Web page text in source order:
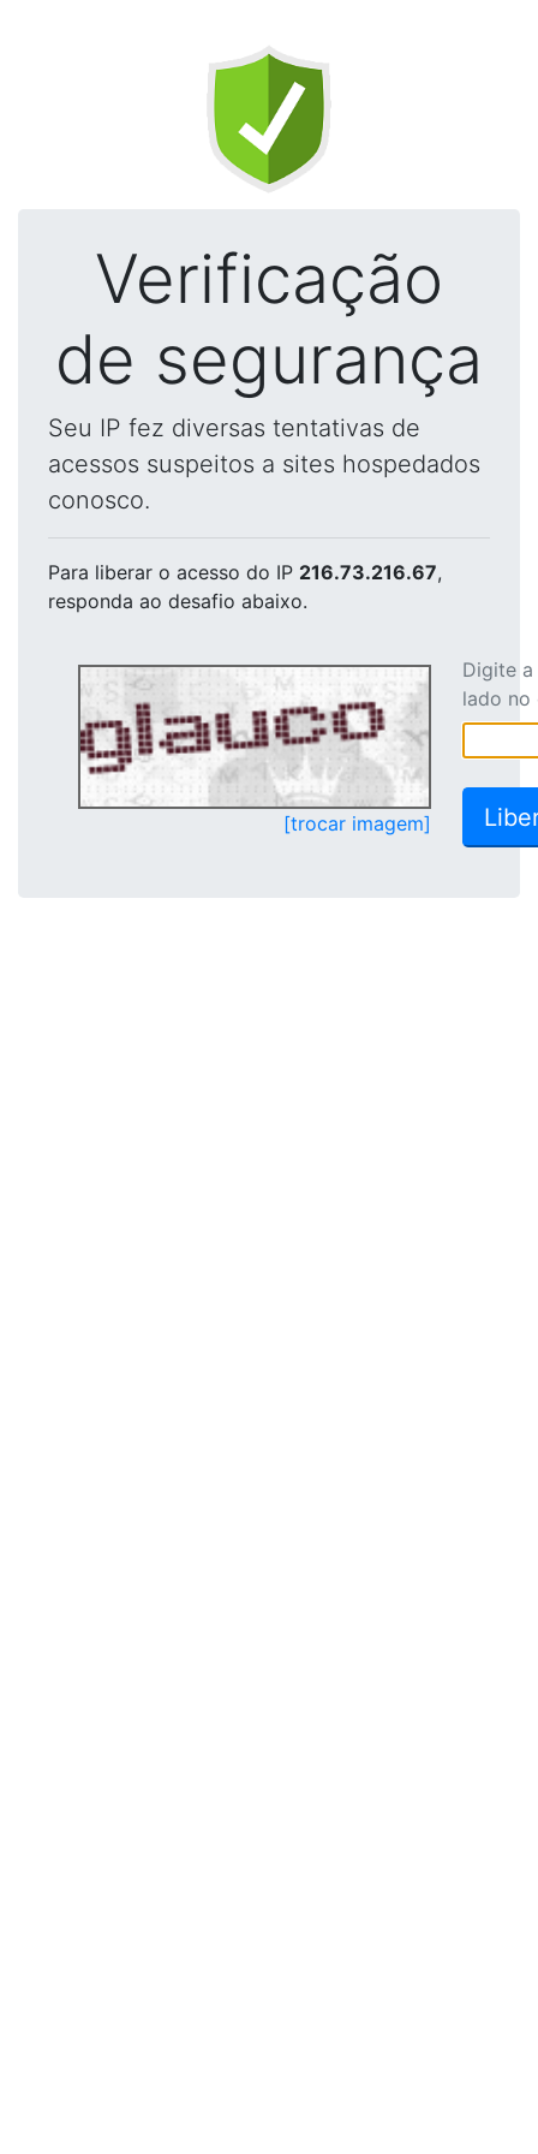
Verificação
de segurança
Seu IP fez diversas tentativas de
acessos suspeitos a sites hospedados
conosco.
Para liberar o acesso do IP 216.73.216.67,
responda ao desafio abaixo.
[trocar imagem]
Digite
lado no